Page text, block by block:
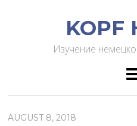
KOPF
Изучение
AUGUST 8, 2018